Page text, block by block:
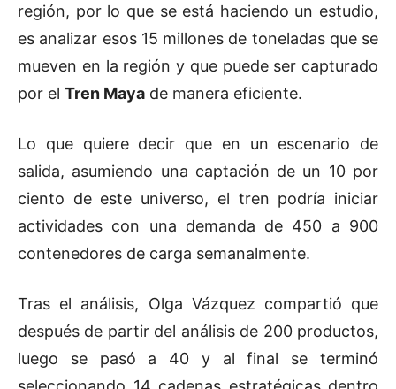
región, por lo que se está haciendo un estudio,
es analizar esos 15 millones de toneladas que se
mueven en la región y que puede ser capturado
por el Tren Maya de manera eficiente.
Lo que quiere decir que en un escenario de
salida, asumiendo una captación de un 10 por
ciento de este universo, el tren podría iniciar
actividades con una demanda de 450 a 900
contenedores de carga semanalmente.
Tras el análisis, Olga Vázquez compartió que
después de partir del análisis de 200 productos,
luego se pasó a 40 y al final se terminó